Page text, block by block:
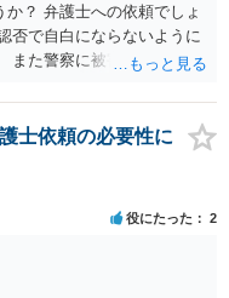
？ 弁護士への依頼でしょ
否で自白にならないように
また警察に被害届を出すと
しょう。
士依頼の必要性に
役にたった 2